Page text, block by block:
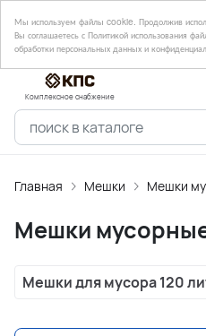
Мы используем файлы cookie. Продолжив
Вы соглашаетесь с Политикой использования
обработки персональных данных и
Комплексное снабжение
Главная Мешки Мешки
Мешки
Мешки для мусора 120